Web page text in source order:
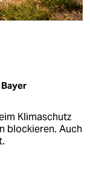
Klimaschutz
blockieren. Auch